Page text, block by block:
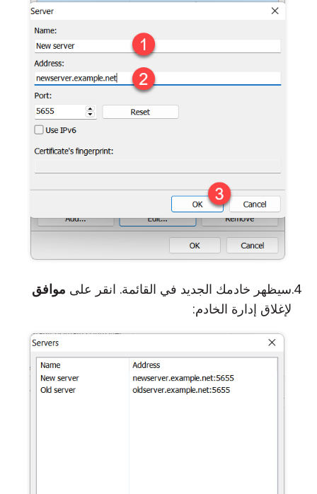
سيظهر خادمك الجديد في القائمة. انقر على موافق
لإغلاق إدارة الخادم: